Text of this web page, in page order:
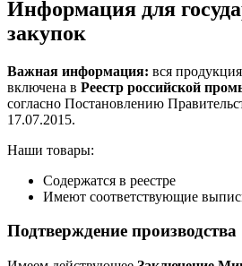
Информация для
закупок
Важная информация: вся
включена в Реестр российской
согласно Постановлению
17.07.2015.
Наши товары:
Содержатся в реестре
Имеют соответствующие
Подтверждение производства